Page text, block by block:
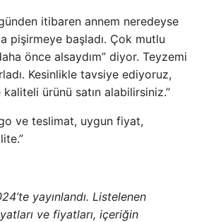
günden itibaren annem neredeyse
pişirmeye başladı. Çok mutlu
önce alsaydım” diyor. Teyzemi
Kesinlikle tavsiye ediyoruz,
kaliteli ürünü satın alabilirsiniz.”
ve teslimat, uygun fiyat,
yayınlandı. Listelenen
ve fiyatları, içeriğin